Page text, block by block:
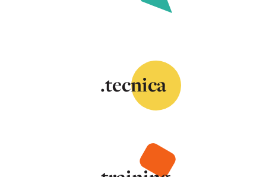
.tecnica